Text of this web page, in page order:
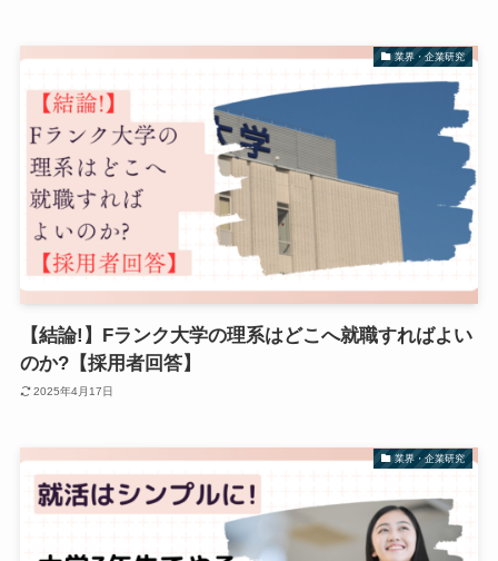
業界・企業研究
【結論!】Fランク大学の理系はどこへ就職すればよい
のか?【採用者回答】
2025年4月17日
業界・企業研究